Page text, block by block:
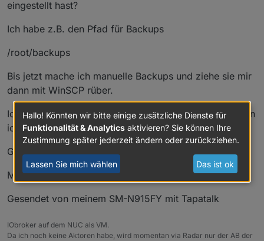
eingestellt hast?
Ich habe z.B. den Pfad für Backups
/root/backups
Bis jetzt mache ich manuelle Backups und ziehe sie mir
dann mit WinSCP rüber.
Ich habe gerade gelesen, dass es ein Update gibt. Kann
ich es einfach darüber installieren?
Gruß,
Mathias
Gesendet von meinem SM-N915FY mit Tapatalk
IObroker auf dem NUC als VM.
Da ich noch keine Aktoren habe, wird momentan via Radar nur der AB der
Hallo! Könnten wir bitte einige zusätzliche Dienste für
Funktionalität & Analytics aktivieren? Sie können Ihre
Zustimmung später jederzeit ändern oder zurückziehen.
Lassen Sie mich wählen Das ist ok